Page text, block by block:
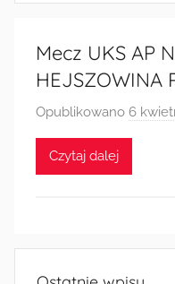
Mecz UKS AP
HEJSZOWINA
Opublikowano 6
Czytaj dalej